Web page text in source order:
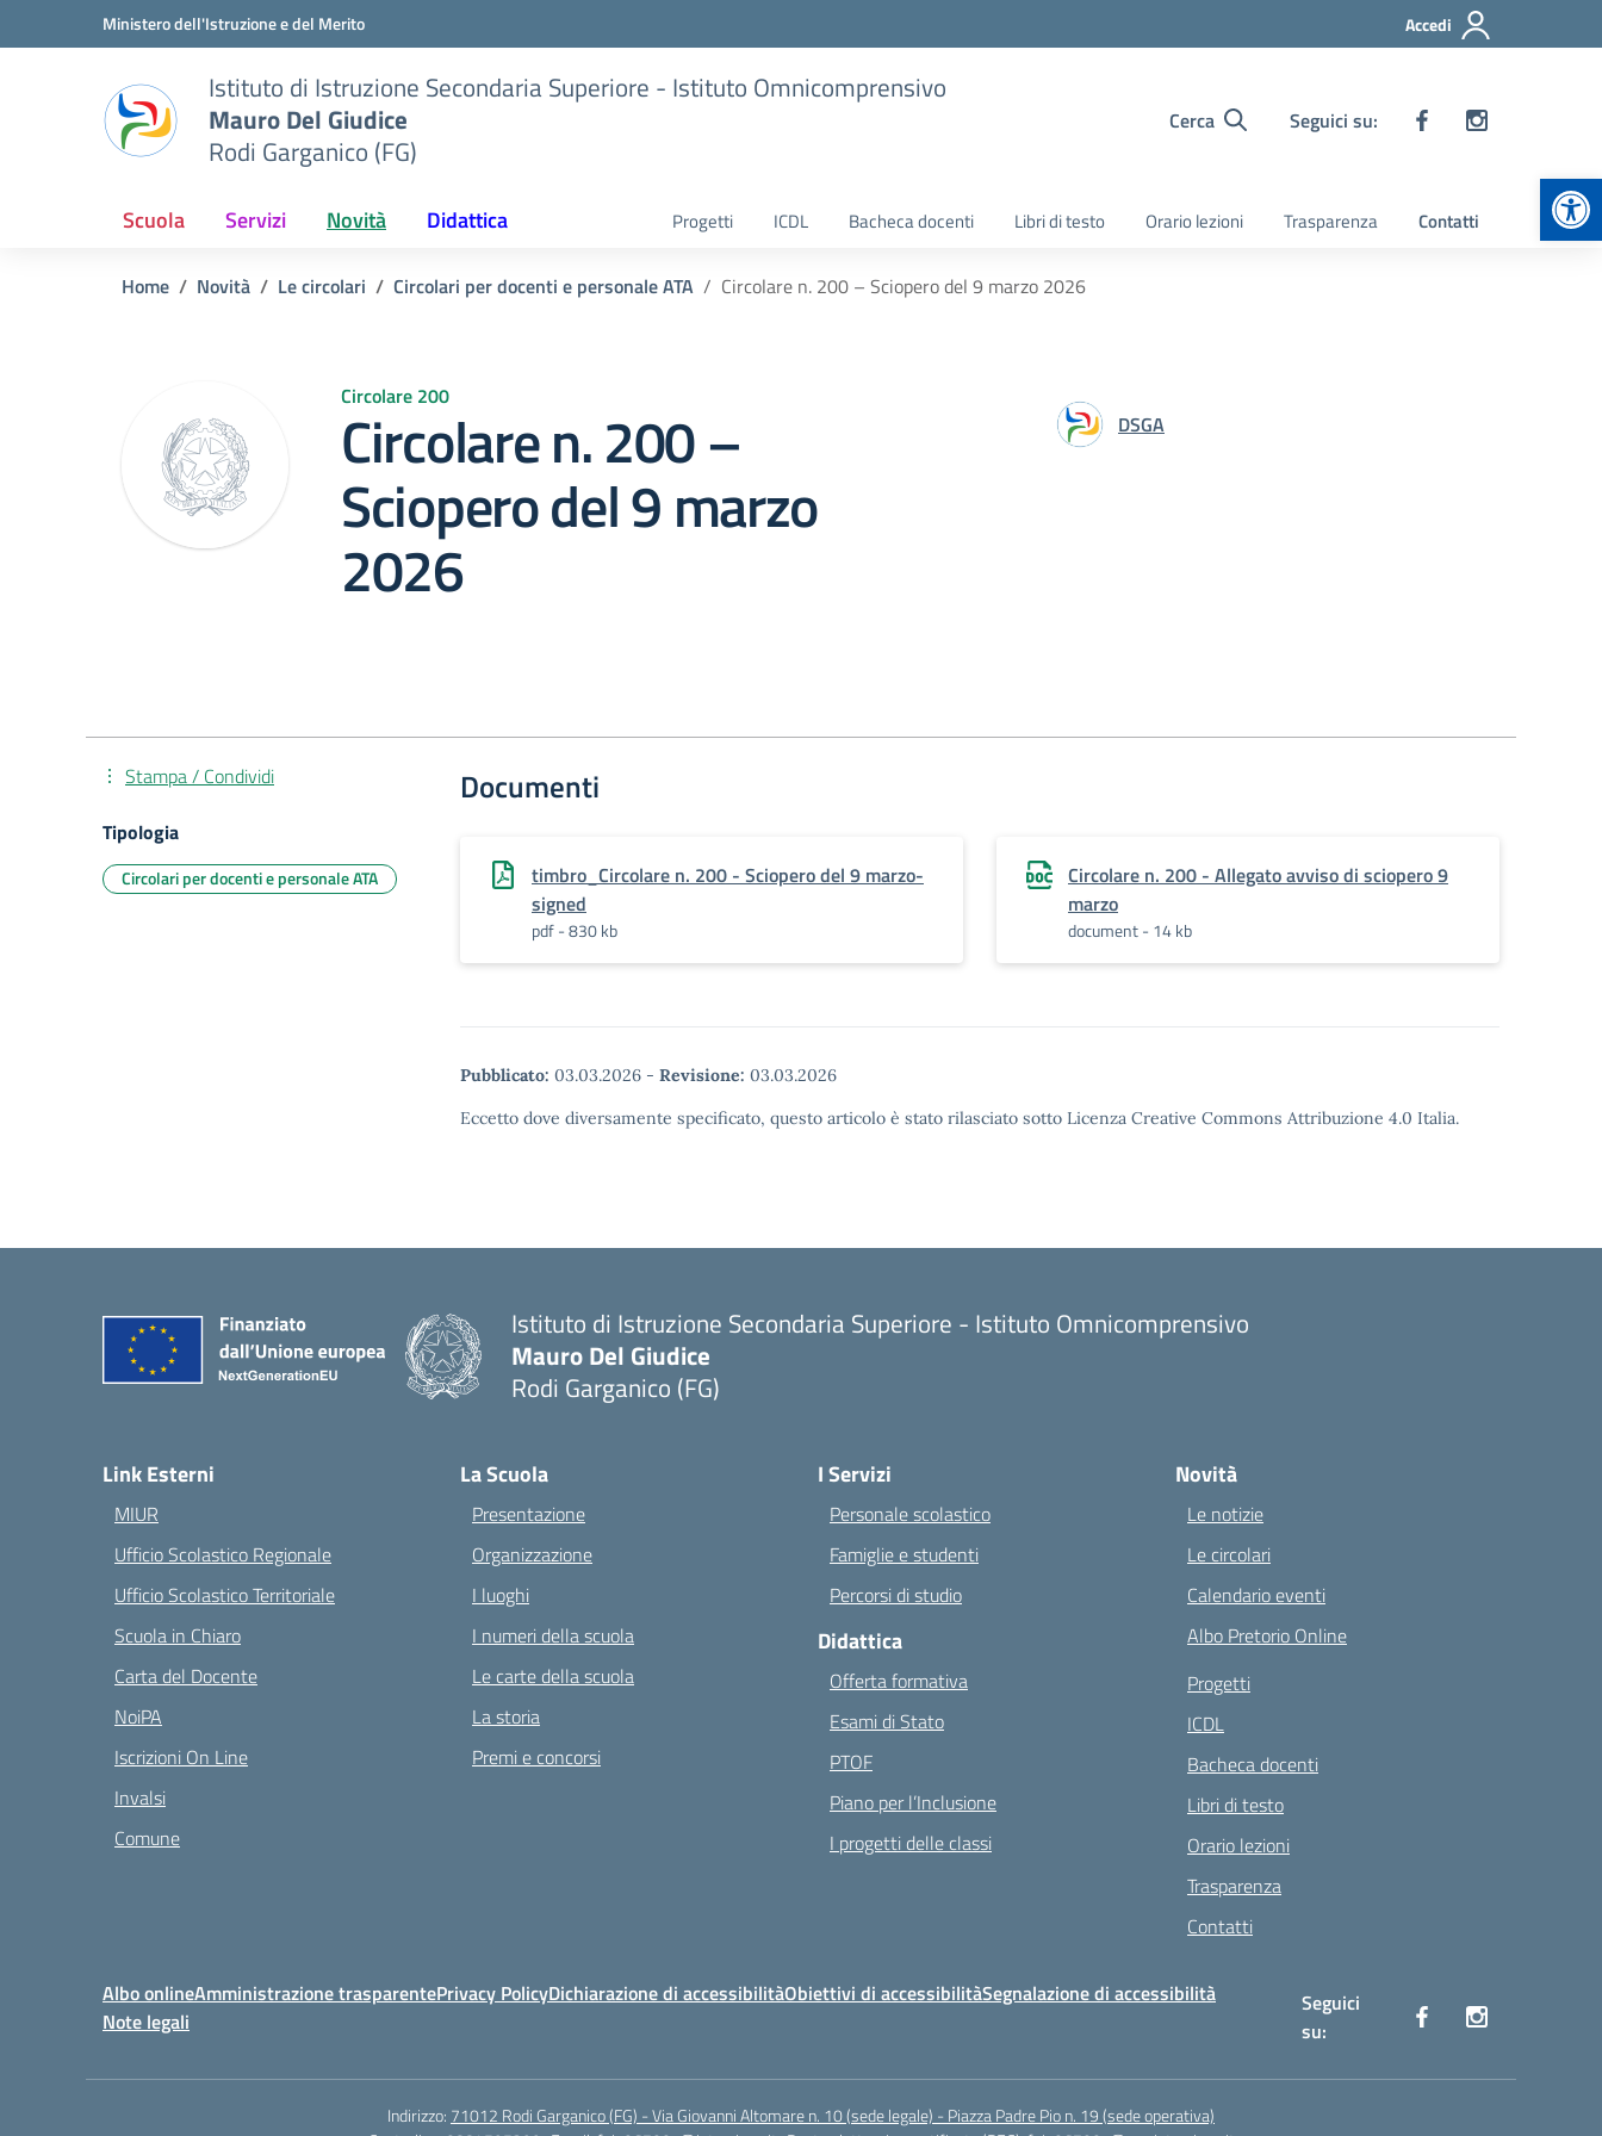
Vai ai contenuti
Vai al menu di navigazioneMinistero dell'Istruzione e del Merito Accedi
Istituto di Istruzione Secondaria Superiore - Istituto Omnicomprensivo
Mauro Del Giudice
Rodi Garganico (FG)
Cerca Seguici su:
Scuola Servizi Novità Didattica Progetti ICDL Bacheca docenti Libri di testo Orario lezioni Trasparenza Contatti
Home Novità Le circolari Circolari per docenti e personale ATA Circolare n. 200 – Sciopero del 9 marzo 2026
Circolare 200
Circolare n. 200 –
Sciopero del 9 marzo
2026
DSGA
Documenti
timbro_Circolare n. 200 - Sciopero del 9 marzo-
signed
pdf - 830 kb
Circolare n. 200 - Allegato avviso di sciopero 9
marzo
document - 14 kb
Pubblicato: 03.03.2026 - Revisione: 03.03.2026
Eccetto dove diversamente specificato, questo articolo è stato rilasciato sotto Licenza Creative Commons Attribuzione 4.0 Italia.
Stampa / Condividi
Tipologia
Circolari per docenti e personale ATA
Istituto di Istruzione Secondaria Superiore - Istituto Omnicomprensivo
Mauro Del Giudice
Rodi Garganico (FG)
Link Esterni
MIUR
Ufficio Scolastico Regionale
Ufficio Scolastico Territoriale
Scuola in Chiaro
Carta del Docente
NoiPA
Iscrizioni On Line
Invalsi
Comune
La Scuola
Presentazione
Organizzazione
I luoghi
I numeri della scuola
Le carte della scuola
La storia
Premi e concorsi
I Servizi
Personale scolastico
Famiglie e studenti
Percorsi di studio
Didattica
Offerta formativa
Esami di Stato
PTOF
Piano per l’Inclusione
I progetti delle classi
Novità
Le notizie
Le circolari
Calendario eventi
Albo Pretorio Online
Progetti
ICDL
Bacheca docenti
Libri di testo
Orario lezioni
Trasparenza
Contatti
Albo onlineAmministrazione trasparentePrivacy PolicyDichiarazione di accessibilitàObiettivi di accessibilitàSegnalazione di accessibilità
Note legali
Seguici
su:
Indirizzo: 71012 Rodi Garganico (FG) - Via Giovanni Altomare n. 10 (sede legale) - Piazza Padre Pio n. 19 (sede operativa)